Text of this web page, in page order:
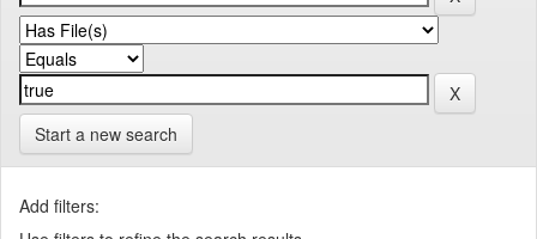
Start a new search
Add filters: